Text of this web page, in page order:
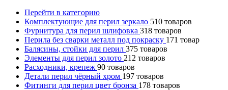
Перейти в категорию
Комплектующие для перил зеркало 510 товаров
Фурнитура для перил шлифовка 318 товаров
Перила без сварки металл под покраску 171 товар
Балясины, стойки для перил 375 товаров
Элементы для перил золото 212 товаров
Расходники, крепеж 90 товаров
Детали перил чёрный хром 197 товаров
Фитинги для перил цвет бронза 178 товаров